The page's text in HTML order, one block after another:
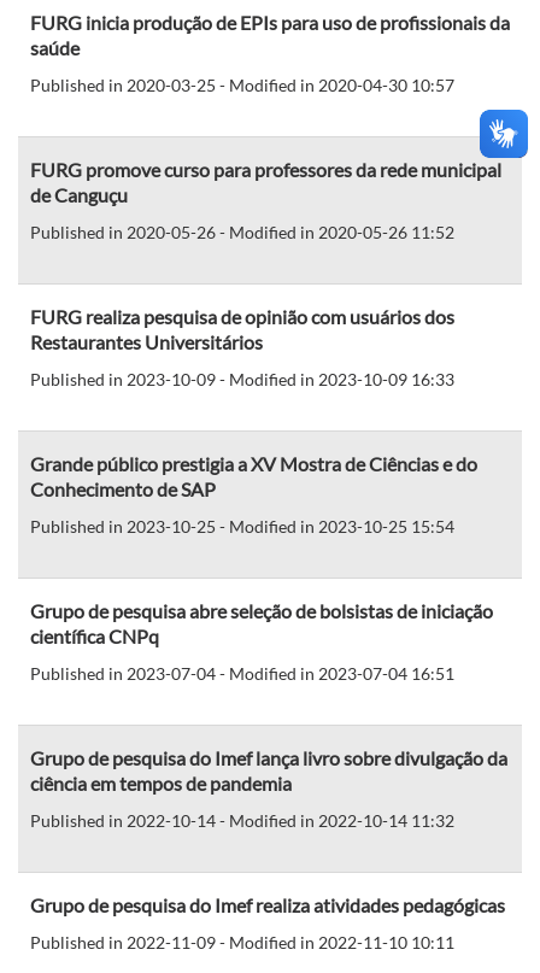
FURG inicia produção de EPIs para uso de profissionais da
saúde
Published in 2020-03-25 - Modified in 2020-04-30 10:57
FURG promove curso para professores da rede municipal
de Canguçu
Published in 2020-05-26 - Modified in 2020-05-26 11:52
FURG realiza pesquisa de opinião com usuários dos
Restaurantes Universitários
Published in 2023-10-09 - Modified in 2023-10-09 16:33
Grande público prestigia a XV Mostra de Ciências e do
Conhecimento de SAP
Published in 2023-10-25 - Modified in 2023-10-25 15:54
Grupo de pesquisa abre seleção de bolsistas de iniciação
científica CNPq
Published in 2023-07-04 - Modified in 2023-07-04 16:51
Grupo de pesquisa do Imef lança livro sobre divulgação da
ciência em tempos de pandemia
Published in 2022-10-14 - Modified in 2022-10-14 11:32
Grupo de pesquisa do Imef realiza atividades pedagógicas
Published in 2022-11-09 - Modified in 2022-11-10 10:11